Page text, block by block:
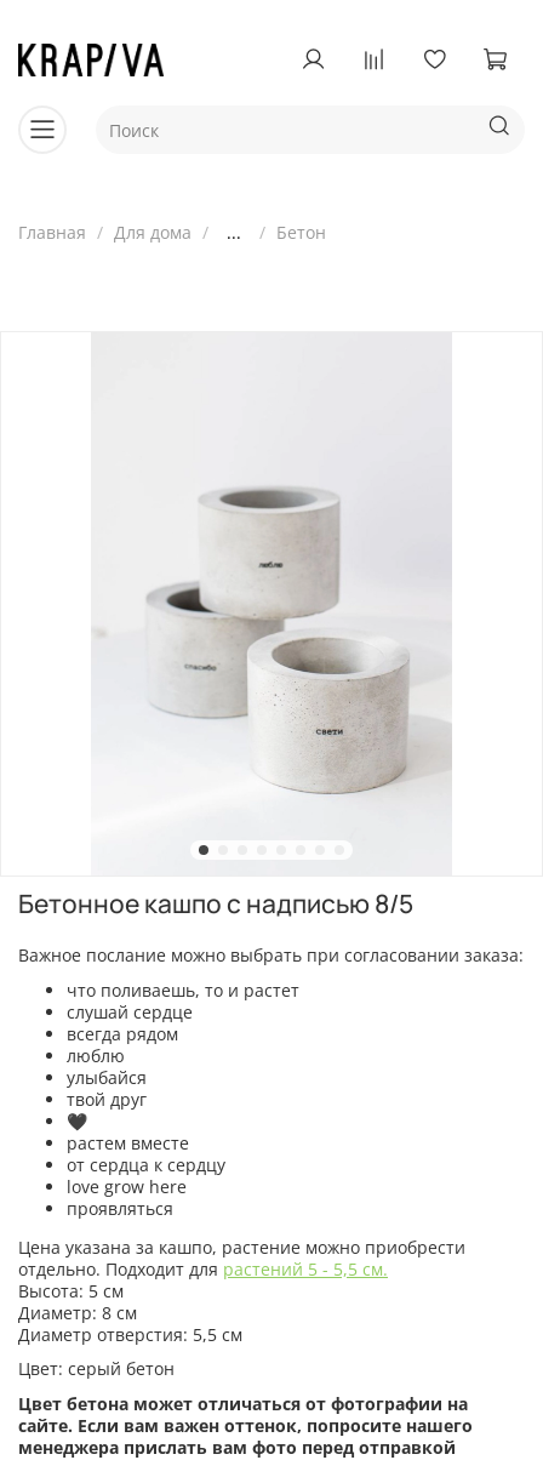
Главная Для дома ... Бетон
Бетонное кашпо с надписью 8/5
Важное послание можно выбрать при согласовании заказа:
что поливаешь, то и растет
слушай сердце
всегда рядом
люблю
улыбайся
твой друг
🖤
растем вместе
от сердца к сердцу
love grow here
проявляться
Цена указана за кашпо, растение можно приобрести
отдельно. Подходит для растений 5 - 5,5 см.
Высота: 5 см
Диаметр: 8 см
Диаметр отверстия: 5,5 см
Цвет: серый бетон
Цвет бетона может отличаться от фотографии на
сайте. Если вам важен оттенок, попросите нашего
менеджера прислать вам фото перед отправкой